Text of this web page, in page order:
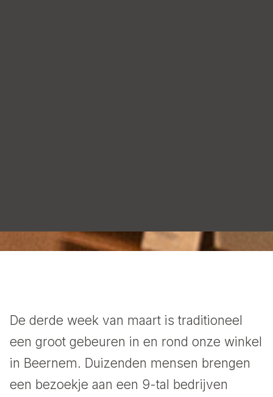
De derde week van maart is traditioneel
een groot gebeuren in en rond onze winkel
in Beernem. Duizenden mensen brengen
een bezoekje aan een 9-tal bedrijven